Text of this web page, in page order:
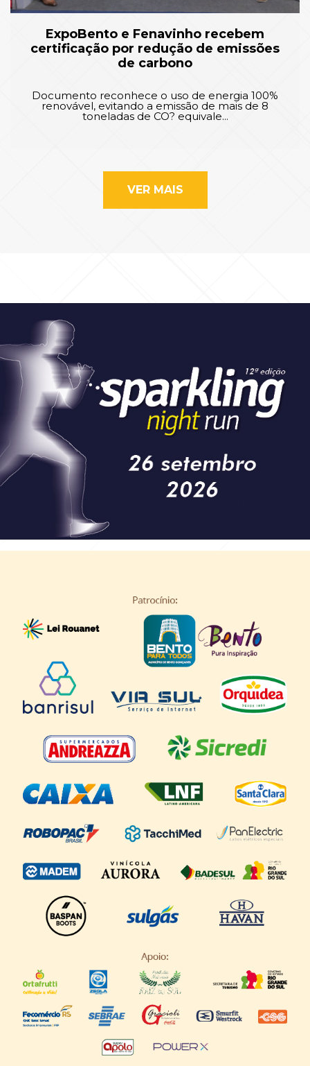
ExpoBento e Fenavinho recebem
certificação por redução de emissões
de carbono
Documento reconhece o uso de energia 100%
renovável, evitando a emissão de mais de 8
toneladas de CO? equivale...
VER MAIS